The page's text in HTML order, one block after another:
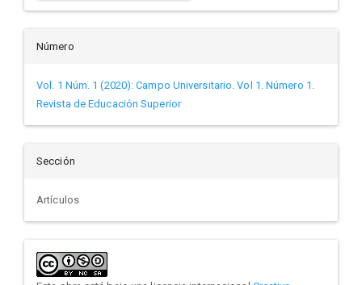
Número
Vol. 1 Núm. 1 (2020): Campo Universitario. Vol 1. Número 1.
Revista de Educación Superior
Sección
Artículos